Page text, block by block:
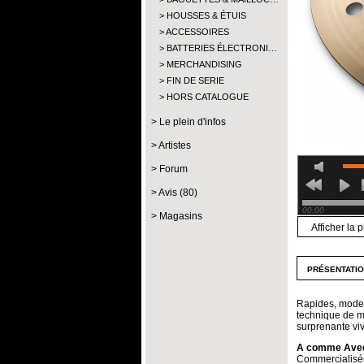
HOUSSES & ÉTUIS
ACCESSOIRES
BATTERIES ÉLECTRONI…
MERCHANDISING
FIN DE SERIE
HORS CATALOGUE
Le plein d'infos
Artistes
Forum
Avis (80)
Magasins
00:00
Afficher la
Rapides,
technique de
surprenante
A comme